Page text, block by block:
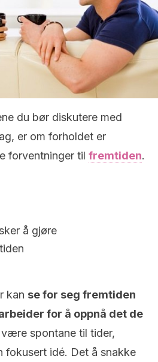
du bør diskutere med
er om forholdet er
forventninger til fremtiden.
å gjøre
kan se for seg fremtiden
for å oppnå det de
være spontane til tider,
fokusert idé. Det å snakke